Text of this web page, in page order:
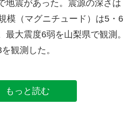
地震があった。震源の深さは
模（マグニチュード）は5・6
最大震度6弱を山梨県で観測。
観測した。
もっと読む